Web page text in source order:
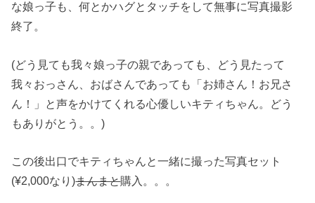
な娘っ子も、何とかハグとタッチをして無事に写真撮影
終了。
(どう見ても我々娘っ子の親であっても、どう見たって
我々おっさん、おばさんであっても「お姉さん！お兄さ
ん！」と声をかけてくれる心優しいキティちゃん。どう
もありがとう。。)
この後出口でキティちゃんと一緒に撮った写真セット
(¥2,000なり)まんまと購入。。。